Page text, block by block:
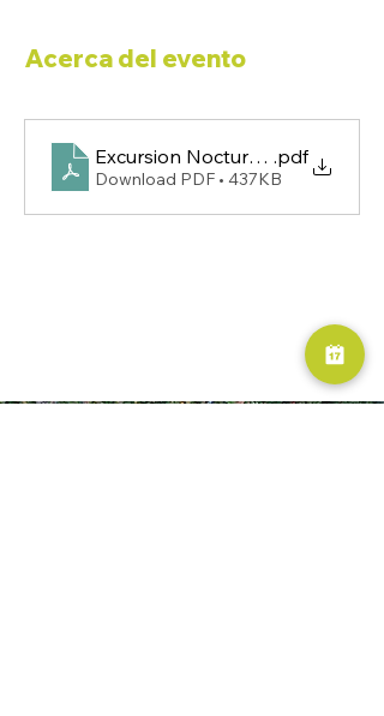
Acerca del evento
Excursion Nocturna Meseta 2025
.pdf
Download PDF • 437KB